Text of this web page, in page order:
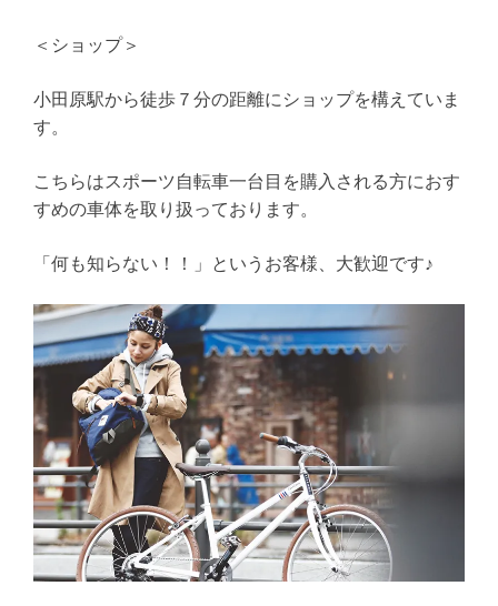
＜ショップ＞
小田原駅から徒歩７分の距離にショップを構えていま
す。
こちらはスポーツ自転車一台目を購入される方におす
すめの車体を取り扱っております。
「何も知らない！！」というお客様、大歓迎です♪